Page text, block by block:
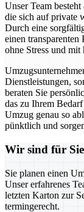
Unser Team
die sich auf private
Durch eine
einen
ohne Stress und
Dienstleistungen,
beraten Sie
das zu Ihrem
Umzug genau so
pünktlich und
Wir sind für
Sie planen einen
Unser erfahrenes
letzten Karton zur
termingerecht.